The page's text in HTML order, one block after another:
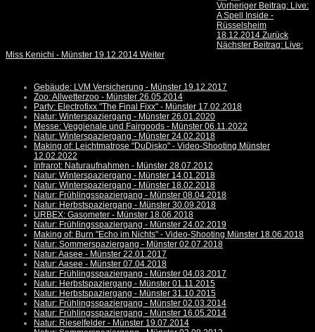
Vorheriger Beitrag: Live:
A Spell Inside -
Rüsselsheim
18.12.2014 Zurück
Nächster Beitrag: Live:
Miss Kenichi - Münster 19.12.2014 Weiter
Gebäude: LVM Versicherung - Münster 19.12.2017
Zoo: Allwetterzoo - Münster 26.05.2014
Party: Electrofixx "The Final Fixx" - Münster 17.02.2018
Natur: Winterspaziergang - Münster 26.01.2020
Messe: Veggienale und Fairgoods - Münster 06.11.2022
Natur: Winterspaziergang - Münster 24.02.2018
Making of: Leichtmatrose "DuDisko" - Video-Shooting Münster
12.02.2022
Infrarot: Naturaufnahmen - Münster 28.07.2012
Natur: Winterspaziergang - Münster 14.01.2018
Natur: Winterspaziergang - Münster 18.02.2018
Natur: Frühlingsspaziergang - Münster 08.04.2018
Natur: Herbstspaziergang - Münster 30.09.2018
URBEX: Gasometer - Münster 18.06.2018
Natur: Frühlingsspaziergang - Münster 24.02.2019
Making of: Burn "Echo im Nichts" - Video-Shooting Münster 18.06.2018
Natur: Sommerspaziergang - Münster 02.07.2018
Natur: Aasee - Münster 22.01.2017
Natur: Aasee - Münster 07.04.2018
Natur: Frühlingsspaziergang - Münster 04.03.2017
Natur: Herbstspaziergang - Münster 01.11.2015
Natur: Herbstspaziergang - Münster 31.10.2015
Natur: Frühlingsspaziergang - Münster 02.03.2014
Natur: Frühlingsspaziergang - Münster 16.05.2014
Natur: Rieselfelder - Münster 19.07.2014